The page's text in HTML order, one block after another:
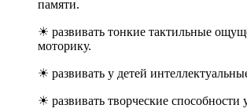
памяти.
☀ развивать тонкие тактильные
моторику.
☀ развивать у детей
☀ развивать творческие способности